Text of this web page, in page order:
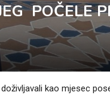
POČELE
kao mjesec